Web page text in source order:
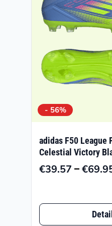
- 56%
adidas F50 League
Celestial Victory
€39.57 –€
Dieses
Produkt